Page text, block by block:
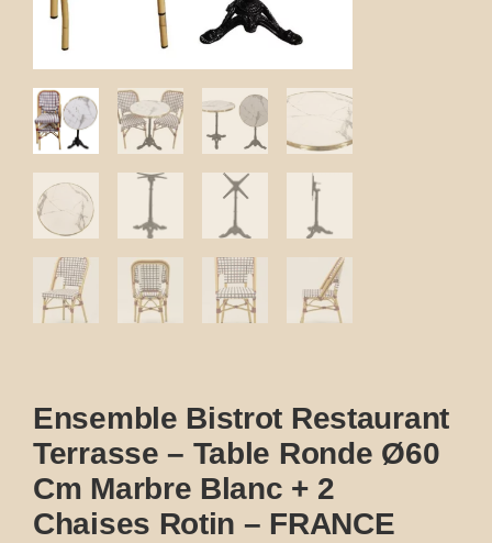
Ensemble Bistrot Restaurant
Terrasse – Table Ronde Ø60
Cm Marbre Blanc + 2
Chaises Rotin – FRANCE